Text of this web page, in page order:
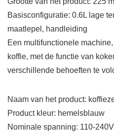
Basisconfiguratie: 0.6L lage
maatlepel, handleiding
Een multifunctionele
koffie, met de functie van
verschillende behoeften te
Naam van het product:
Product kleur: hemelsblauw
Nominale spanning: 110-